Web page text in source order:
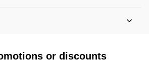
or discounts